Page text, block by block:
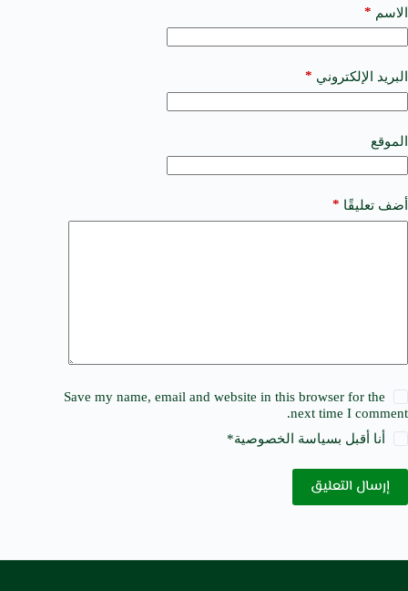
الاسم *
البريد الإلكتروني *
الموقع
أضف تعليقًا *
Save my name, email and website in this browser for the
next time I comment.
أنا أقبل بسياسة الخصوصية*
إرسال التعليق
t
e
a
t
i
e
: